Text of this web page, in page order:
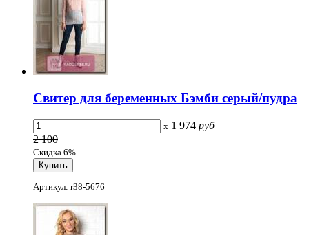
Свитер для беременных Бэмби серый/пудра
x 1 974 руб
2 100
Скидка 6%
Артикул: r38-5676